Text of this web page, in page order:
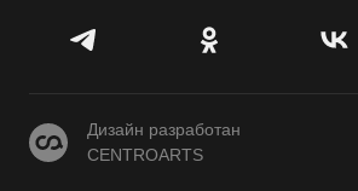
CENTROARTS